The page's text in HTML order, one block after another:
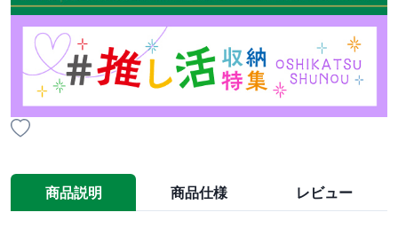
商品説明 商品仕様 レビュー